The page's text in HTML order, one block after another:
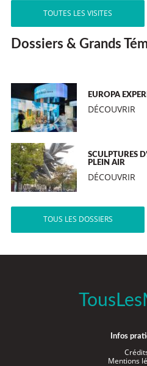
TOUTES LES VISITES
Dossiers & Grands
EUROPA
DÉCOUVRIR
SCULPTURES
PLEIN AIR
DÉCOUVRIR
TOUS LES DOSSIERS
Infos
Mentions